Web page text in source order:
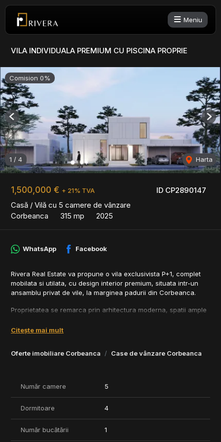
Meniu
VILA INDIVIDUALA PREMIUM CU PISCINA PROPRIE
ID CP2890147
1,500,000 € + 21% TVA
Casă / Vilă cu 5 camere de vânzare
Corbeanca
315 mp 2025
Comision 0%
1 / 4 Harta
Previous
Oferte imobiliare Corbeanca Case de vânzare Corbeanca
WhatsApp Facebook
Rivera Real Estate va propune o vila exclusivista P+1, complet
mobilata si utilata, cu design interior premium, situata intr-un
ansamblu privat de vile, la marginea padurii din Corbeanca.
Proprietatea se remarca prin arhitectura moderna, spatii ample
confort, intimitate si rafinament. Zona de living cu inaltime de 4
ideala pentru relaxare si socializare. Gradina este realizata de
Caracteristici principale
- Regim de inaltime P+1
Citește mai mult
Număr camere 5
Dormitoare 4
Număr bucătării 1